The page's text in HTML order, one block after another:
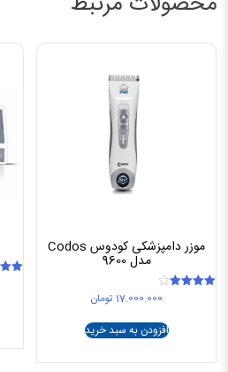
موزر دامپزشکی کودوس Codos
مدل 9600
17.000.000 تومان
افزودن به سبد خرید